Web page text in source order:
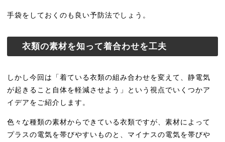
手袋をしておくのも良い予防法でしょう。
衣類の素材を知って着合わせを工夫
しかし今回は「着ている衣類の組み合わせを変えて、静電気
が起きること自体を軽減させよう」という視点でいくつかア
イデアをご紹介します。
色々な種類の素材からできている衣類ですが、素材によって
プラスの電気を帯びやすいものと、マイナスの電気を帯びや